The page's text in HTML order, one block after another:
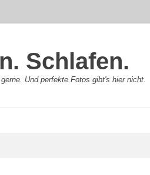
Schlafen.
Und perfekte Fotos gibt's hier nicht.